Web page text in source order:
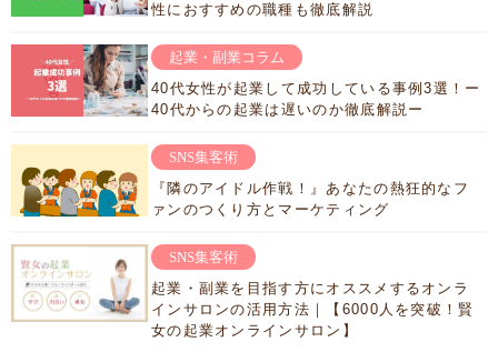
性におすすめの職種も徹底解説
起業・副業コラム
40代女性が起業して成功している事例3選！ー
40代からの起業は遅いのか徹底解説ー
SNS集客術
『隣のアイドル作戦！』あなたの熱狂的なフ
ァンのつくり方とマーケティング
SNS集客術
起業・副業を目指す方にオススメするオンラ
インサロンの活用方法｜【6000人を突破！賢
女の起業オンラインサロン】